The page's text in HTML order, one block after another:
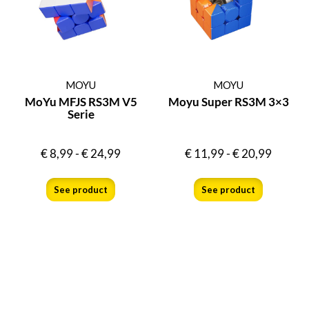
MOYU
MoYu MFJS RS3M V5
Serie
€8,99-€24,99
See product
MOYU
Moyu Super RS3M 3×3
€11,99-€20,99
See product